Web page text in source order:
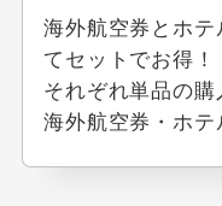
海外航空券とホ
てセットでお得！
それぞれ単品の購
海外航空券・ホテ